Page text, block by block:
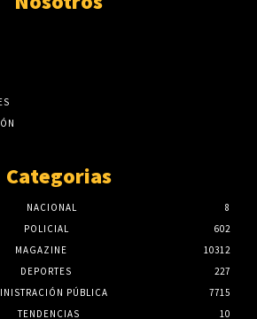
Categorias
NACIONAL
8
POLICIAL
602
MAGAZINE
10312
DEPORTES
227
PÚBLICA
7715
TENDENCIAS
10